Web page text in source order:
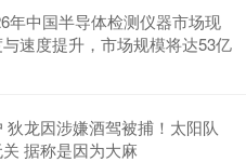
年中国半导体检测仪器市场现
速度提升，市场规模将达53亿
狄龙因涉嫌酒驾被捕！太阳队
据称是因为大麻